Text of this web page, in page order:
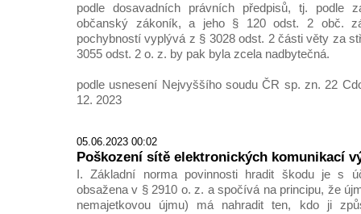
podle dosavadních právních předpisů, tj. podle
občanský zákoník, a jeho § 120 odst. 2 obč.
pochybností vyplývá z § 3028 odst. 2 části věty za
3055 odst. 2 o. z. by pak byla zcela nadbytečná.
podle usnesení Nejvyššího soudu ČR sp. zn. 22
12. 2023
05.06.2023 00:02
Poškození sítě elektronických komunikací
I. Základní norma povinnosti hradit škodu je s
obsažena v § 2910 o. z. a spočívá na principu, že
nemajetkovou újmu) má nahradit ten, kdo ji